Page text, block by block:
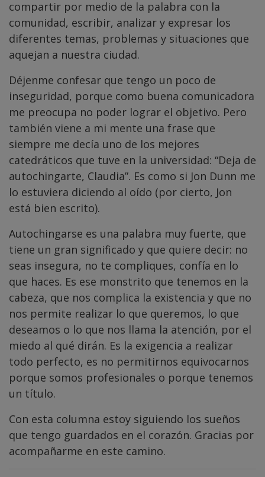
compartir por medio de la palabra con la
comunidad, escribir, analizar y expresar los
diferentes temas, problemas y situaciones que
aquejan a nuestra ciudad.
Déjenme confesar que tengo un poco de
inseguridad, porque como buena comunicadora
me preocupa no poder lograr el objetivo. Pero
también viene a mi mente una frase que
siempre me decía uno de los mejores
catedráticos que tuve en la universidad: “Deja de
autochingarte, Claudia”. Es como si Jon Dunn me
lo estuviera diciendo al oído (por cierto, Jon
está bien escrito).
Autochingarse es una palabra muy fuerte, que
tiene un gran significado y que quiere decir: no
seas insegura, no te compliques, confía en lo
que haces. Es ese monstrito que tenemos en la
cabeza, que nos complica la existencia y que no
nos permite realizar lo que queremos, lo que
deseamos o lo que nos llama la atención, por el
miedo al qué dirán. Es la exigencia a realizar
todo perfecto, es no permitirnos equivocarnos
porque somos profesionales o porque tenemos
un título.
Con esta columna estoy siguiendo los sueños
que tengo guardados en el corazón. Gracias por
acompañarme en este camino.